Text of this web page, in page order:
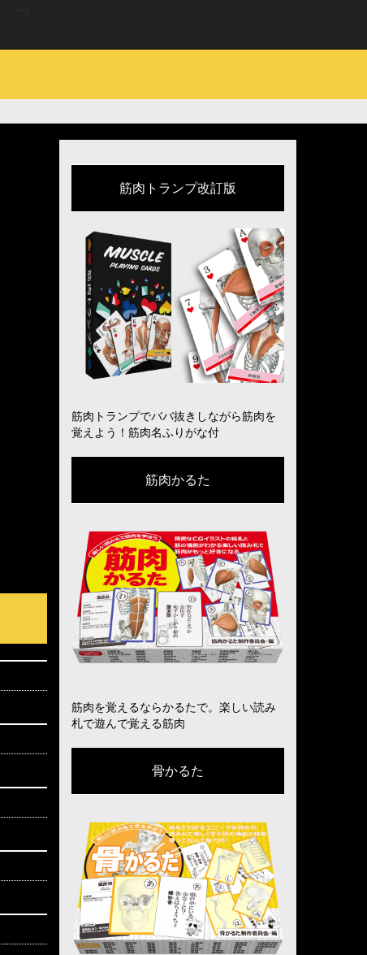
筋肉トランプ改訂版
筋肉トランプでババ抜きしながら筋肉を
覚えよう！筋肉名ふりがな付
筋肉かるた
筋肉を覚えるならかるたで。楽しい読み
札で遊んで覚える筋肉
骨かるた